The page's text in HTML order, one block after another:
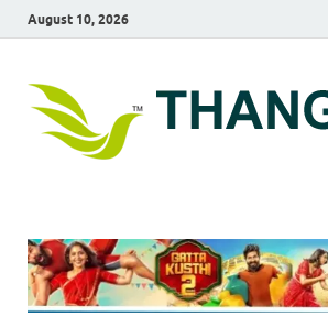
August 10, 2026